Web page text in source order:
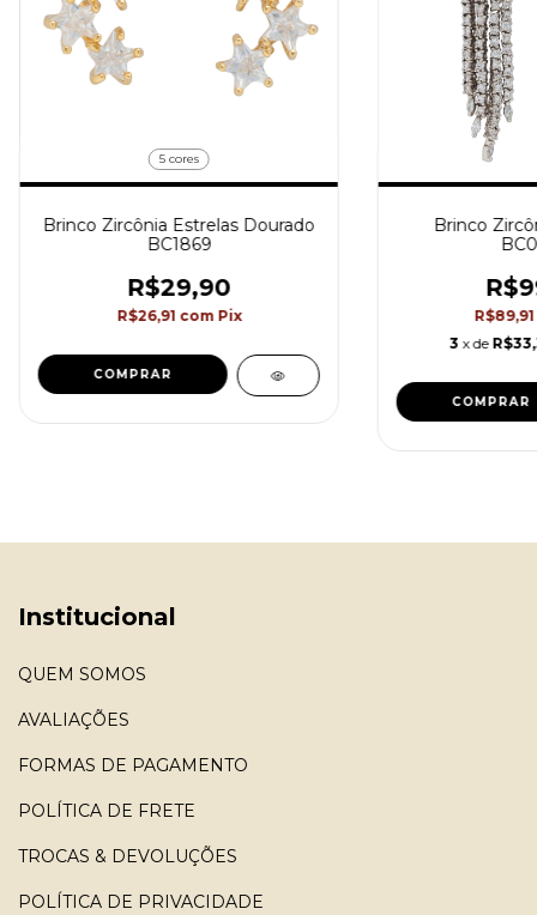
5 cores
Brinco Zircônia Estrelas Dourado
BC1869
R$29,90
R$26,91 com Pix
COMPRAR
Brinco
R$89,91
3 x de
Institucional
QUEM SOMOS
AVALIAÇÕES
FORMAS DE PAGAMENTO
POLÍTICA DE FRETE
TROCAS & DEVOLUÇÕES
POLÍTICA DE PRIVACIDADE